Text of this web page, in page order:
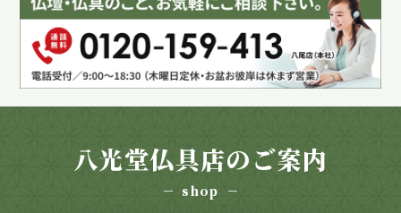
八光堂仏具店のご案内
shop